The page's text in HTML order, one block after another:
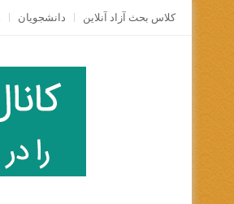
Skip
کلاس بحث آزاد آنلاين دانشجویان